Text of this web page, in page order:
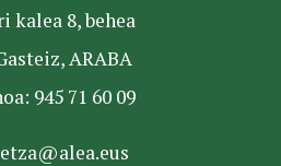
kalea 8, behea
ARABA
945 71 60 09